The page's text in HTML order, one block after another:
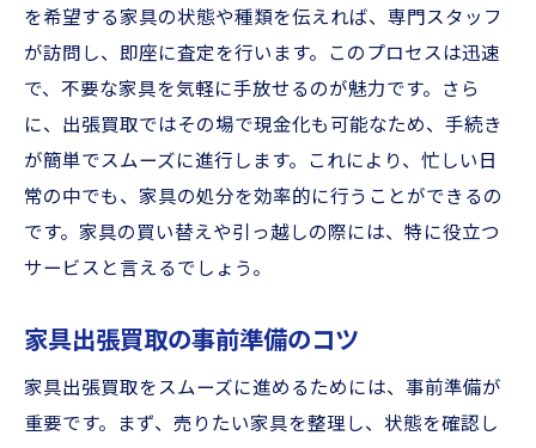
富山で出張買取を依頼する際のポイント
出張買取依頼時の重要ポイント
富山での出張買取の賢い選択方法
出張買取依頼時の確認事項
富山での出張買取の注意点
出張買取で失敗しない方法
出張買取で家具を簡単に処分
富山での出張買取の便利さを活用
出張買取を活用した家具売却法
を希望する家具の状態や種類を伝えれば、専門スタッフ
が訪問し、即座に査定を行います。このプロセスは迅速
で、不要な家具を気軽に手放せるのが魅力です。さら
に、出張買取ではその場で現金化も可能なため、手続き
が簡単でスムーズに進行します。これにより、忙しい日
常の中でも、家具の処分を効率的に行うことができるの
です。家具の買い替えや引っ越しの際には、特に役立つ
サービスと言えるでしょう。
家具出張買取の事前準備のコツ
家具出張買取をスムーズに進めるためには、事前準備が
重要です。まず、売りたい家具を整理し、状態を確認し